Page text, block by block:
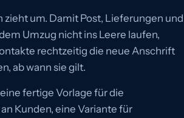
um. Damit Post, Lieferungen und
Umzug nicht ins Leere laufen,
rechtzeitig die neue Anschrift
ab wann sie gilt.
fertige Vorlage für die
Kunden, eine Variante für